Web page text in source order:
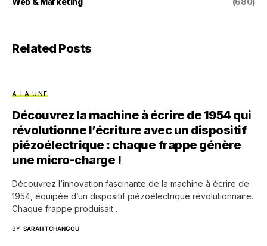
Related Posts
A LA UNE
Découvrez la machine à écrire de 1954 qui
révolutionne l’écriture avec un dispositif
piézoélectrique : chaque frappe génère
une micro-charge !
Découvrez l’innovation fascinante de la machine à écrire de
1954, équipée d’un dispositif piézoélectrique révolutionnaire.
Chaque frappe produisait…
BY SARAH TCHANGOU